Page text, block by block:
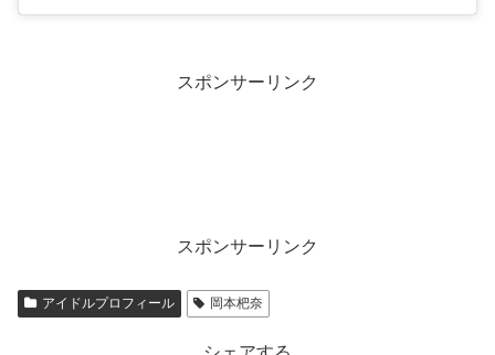
スポンサーリンク
スポンサーリンク
アイドルプロフィール 岡本杷奈